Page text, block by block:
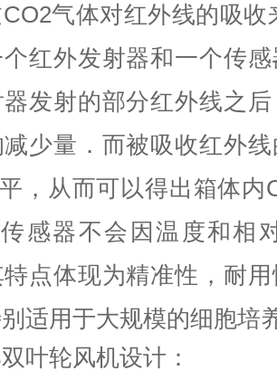
CO2气体对红外线的吸收
红外发射器和一个传
发射的部分红外线之
少量．而被吸收红外
，从而可以得出箱体内
传感器不会因温度和相
点体现为精准性，耐用
适用于大规模的细胞培
叶轮风机设计 ：